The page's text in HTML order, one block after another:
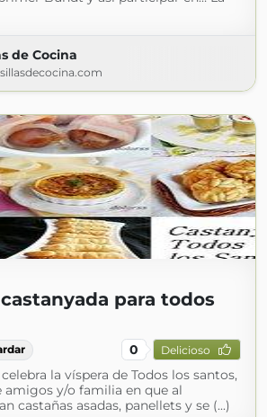
de Cocina
para todos
0 Delicioso
la víspera de Todos los santos,
amigos y/o familia en que al
castañas asadas, panellets y se (...)